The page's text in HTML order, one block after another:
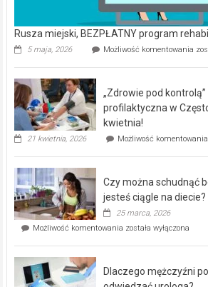
Rusza miejski, BEZPŁATNY program
5 maja, 2026 Możliwość komentowania
dla
„Zdrowie pod
profilaktyczna w
kwietnia!
21 kwietnia, 2026 Możliwość komentowania
Czy można schudnąć
jesteś ciągle na diecie?
25 marca, 2026
Możliwość komentowania Czy
poczucia,
że
została wyłączona
Dlaczego mężczyźni